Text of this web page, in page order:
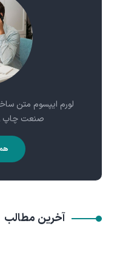
لورم ایپسوم متن
صنعت چاپ و
آخرین مطالب